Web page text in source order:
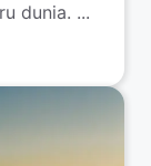
dunia. ...